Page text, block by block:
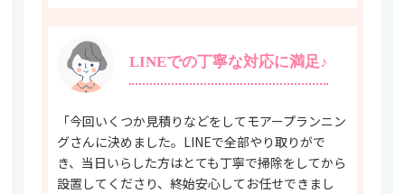
LINEでの丁寧な対応に満足♪
「今回いくつか見積りなどをしてモアープランニン
グさんに決めました。LINEで全部やり取りがで
き、当日いらした方はとても丁寧で掃除をしてから
設置してくださり、終始安心してお任せできまし